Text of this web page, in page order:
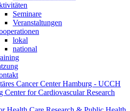
Seminare
Veranstaltungen
lokal
national
Cancer Center Hamburg - UCCH
Center for Cardiovascular Research